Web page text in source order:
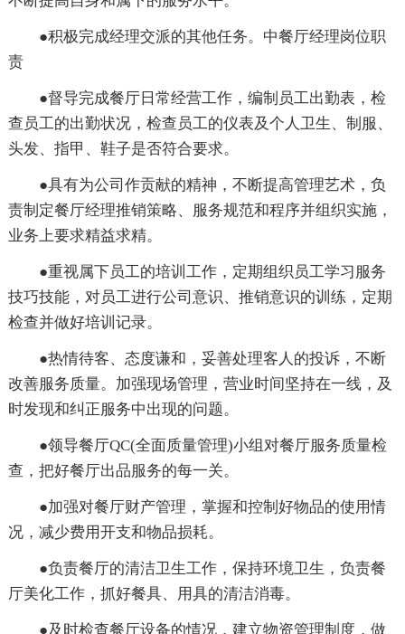
●积极完成经理交派的其他任务。中餐厅经理岗位职
责
●督导完成餐厅日常经营工作，编制员工出勤表，检
查员工的出勤状况，检查员工的仪表及个人卫生、制服、
头发、指甲、鞋子是否符合要求。
●具有为公司作贡献的精神，不断提高管理艺术，负
责制定餐厅经理推销策略、服务规范和程序并组织实施，
业务上要求精益求精。
●重视属下员工的培训工作，定期组织员工学习服务
技巧技能，对员工进行公司意识、推销意识的训练，定期
检查并做好培训记录。
●热情待客、态度谦和，妥善处理客人的投诉，不断
改善服务质量。加强现场管理，营业时间坚持在一线，及
时发现和纠正服务中出现的问题。
●领导餐厅QC(全面质量管理)小组对餐厅服务质量检
查，把好餐厅出品服务的每一关。
●加强对餐厅财产管理，掌握和控制好物品的使用情
况，减少费用开支和物品损耗。
●负责餐厅的清洁卫生工作，保持环境卫生，负责餐
厅美化工作，抓好餐具、用具的清洁消毒。
●及时检查餐厅设备的情况，建立物资管理制度，做